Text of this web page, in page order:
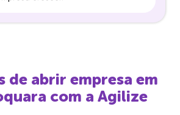
de abrir empresa em
com a Agilize